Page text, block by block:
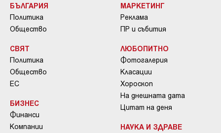
БЪЛГАРИЯ
Политика
Общество
СВЯТ
Политика
Общество
ЕС
БИЗНЕС
Финанси
Компании
МАРКЕТИНГ
Реклама
ПР и събития
ЛЮБОПИТНО
Фотогалерия
Класации
Хороскоп
На днешната дата
Цитат на деня
НАУКА И ЗДРАВЕ